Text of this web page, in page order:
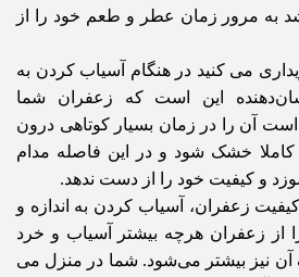
به مرور زمان عطر و طعم خود را از
می کنید در هنگام آسیاب کردن به
این است که زعفران شما
آن را در زمان بسیار کوتاهی درون
کاملا خشک شود و در این فاصله مدام
و کیفیت خود را از دست ندهد.
زعفران، آسیاب کردن به اندازه و
از زعفران هرچه بیشتر آسیاب و خرد
نیز بیشتر می‌شود. شما در منزل می